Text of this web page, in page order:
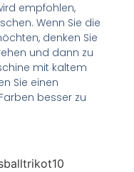
empfohlen,
Wenn Sie die
denken Sie
und dann zu
mit kaltem
Sie einen
besser zu